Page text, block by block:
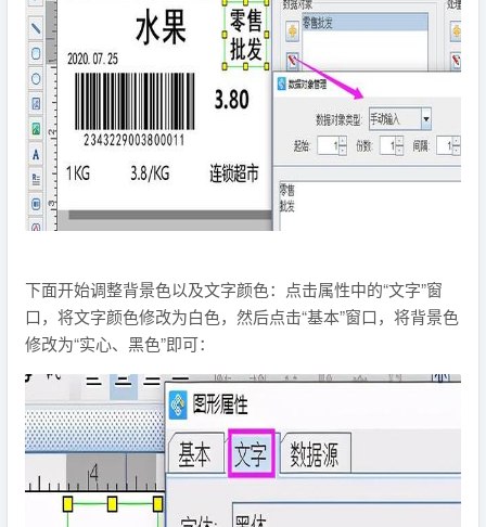
下面开始调整背景色以及文字颜色：点击属性中的“文字”窗
口，将文字颜色修改为白色，然后点击“基本”窗口，将背景色
修改为“实心、黑色”即可：